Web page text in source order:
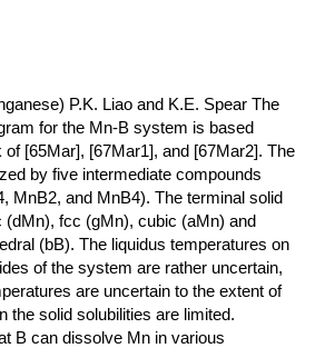
P.K. Liao and K.E. Spear The
for the Mn-B system is based
[65Mar], [67Mar1], and [67Mar2]. The
by five intermediate compounds
MnB2, and MnB4). The terminal solid
(dMn), fcc (gMn), cubic (aMn) and
(bB). The liquidus temperatures on
of the system are rather uncertain,
are uncertain to the extent of
the solid solubilities are limited.
B can dissolve Mn in various